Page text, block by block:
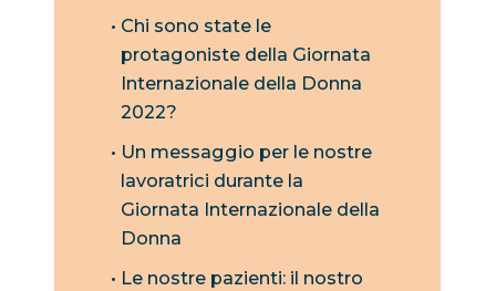
Chi sono state le
protagoniste della Giornata
Internazionale della Donna
2022?
Un messaggio per le nostre
lavoratrici durante la
Giornata Internazionale della
Donna
Le nostre pazienti: il nostro